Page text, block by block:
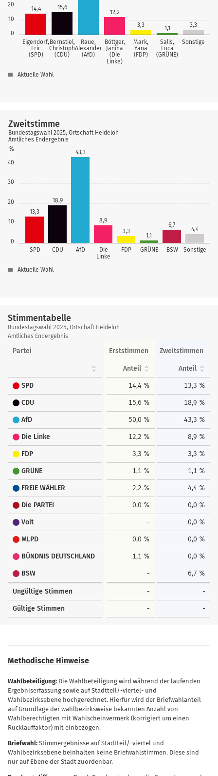
0
10
20
Eigendorf,
Eric
(SPD)
Bernstiel,
Christoph
(CDU)
Raue,
Alexander
(AfD)
Böttger,
Janina
(Die
Linke)
Mark,
Yana
(FDP)
Salis,
Luca
(GRÜNE)
Sonstige
14,4 15,6
12,2
3,3
1,1 3,3
Aktuelle Wahl
0
10
20
30
40
%
SPD CDU AfD
Die
Linke
FDP GRÜNE BSW Sonstige
13,3
18,9
43,3
8,9
3,3
1,1
6,7
4,4
Zweitstimme
Bundestagswahl 2025, Ortschaft Heideloh
Amtliches Endergebnis
Aktuelle Wahl
Stimmentabelle
Stimmentabelle
Bundestagswahl 2025, Ortschaft Heideloh
Amtliches Endergebnis
Partei Erststimmen Zweitstimmen
Anteil Anteil
SPD 14,4 % 13,3 %
CDU 15,6 % 18,9 %
AfD 50,0 % 43,3 %
Die Linke 12,2 % 8,9 %
FDP 3,3 % 3,3 %
GRÜNE 1,1 % 1,1 %
FREIE WÄHLER 2,2 % 4,4 %
Die PARTEI 0,0 % 0,0 %
Volt - 0,0 %
MLPD 0,0 % 0,0 %
BÜNDNIS DEUTSCHLAND 1,1 % 0,0 %
BSW - 6,7 %
Ungültige Stimmen - -
Gültige Stimmen - -
Methodische Hinweise
Wahlbeteiligung: Die Wahlbeteiligung wird während der laufenden
Ergebniserfassung sowie auf Stadtteil/-viertel- und
Wahlbezirksebene hochgerechnet. Hierfür wird der Briefwahlanteil
auf Grundlage der wahlbezirksweise bekannten Anzahl von
Wahlberechtigten mit Wahlscheinvermerk (korrigiert um einen
Rücklauffaktor) mit einbezogen.
Briefwahl: Stimmergebnisse auf Stadtteil/-viertel und
Wahlbezirksebene beinhalten keine Briefwahlstimmen. Diese sind
nur auf Ebene der Stadt zuordenbar.